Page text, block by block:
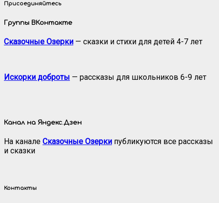
Присоединяйтесь
Группы ВКонтакте
Сказочные Озерки — сказки и стихи для детей 4-7 лет
Искорки доброты — рассказы для школьников 6-9 лет
Канал на Яндекс.Дзен
На канале Сказочные Озерки публикуются все рассказы
и сказки
Контакты